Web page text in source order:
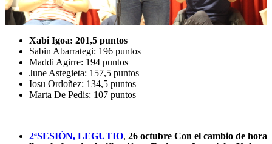
Xabi Igoa: 201,5 puntos
Sabin Abarrategi: 196 puntos
Maddi Agirre: 194 puntos
June Astegieta: 157,5 puntos
Iosu Ordoñez: 134,5 puntos
Marta De Pedis: 107 puntos
2ªSESIÓN, LEGUTIO, 26 octubre Con el cambio de hora